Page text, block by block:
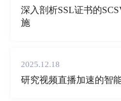
深入剖析SSL证书的
施
2025.12.18
研究视频直播加速的智